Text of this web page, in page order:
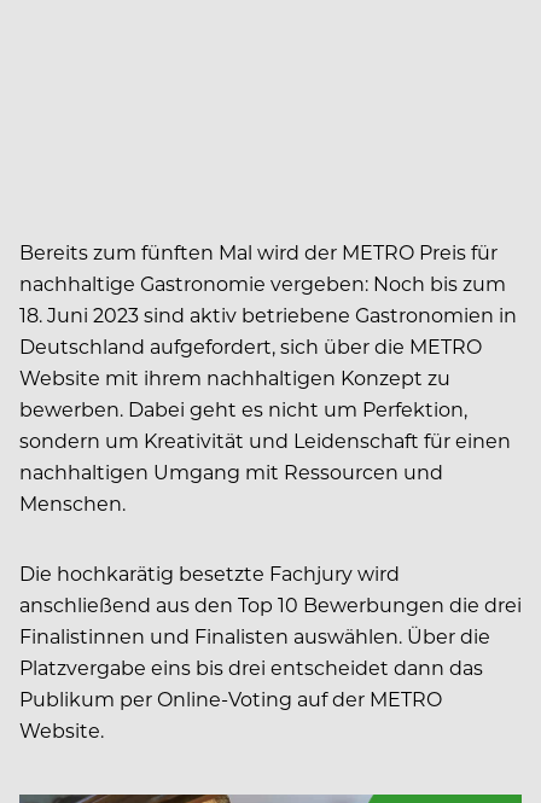
Bereits zum fünften Mal wird der METRO Preis für
nachhaltige Gastronomie vergeben: Noch bis zum
18. Juni 2023 sind aktiv betriebene Gastronomien in
Deutschland aufgefordert, sich über die METRO
Website mit ihrem nachhaltigen Konzept zu
bewerben. Dabei geht es nicht um Perfektion,
sondern um Kreativität und Leidenschaft für einen
nachhaltigen Umgang mit Ressourcen und
Menschen.
Die hochkarätig besetzte Fachjury wird
anschließend aus den Top 10 Bewerbungen die drei
Finalistinnen und Finalisten auswählen. Über die
Platzvergabe eins bis drei entscheidet dann das
Publikum per Online-Voting auf der METRO
Website.